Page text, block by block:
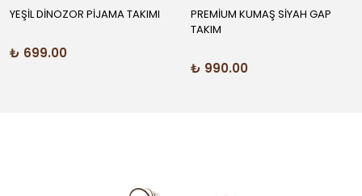
YEŞİL DİNOZOR PİJAMA TAKIMI
₺ 699.00
PREMİUM KUMAŞ SİYAH GAP
TAKIM
₺ 990.00